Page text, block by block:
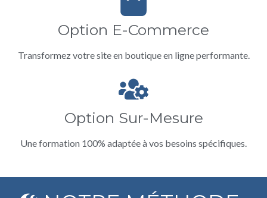
Option E-Commerce
Transformez votre site en boutique en ligne performante.
Option Sur-Mesure
Une formation 100% adaptée à vos besoins spécifiques.